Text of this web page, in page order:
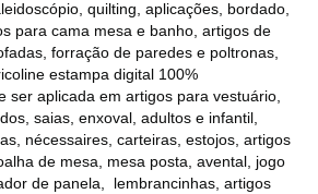
quilting, aplicações, bordado,
para cama mesa e banho, artigos de
forração de paredes e poltronas,
estampa digital 100%
ser aplicada em artigos para vestuário,
saias, enxoval, adultos e infantil,
nécessaires, carteiras, estojos, artigos
de mesa, mesa posta, avental, jogo
de panela, lembrancinhas, artigos